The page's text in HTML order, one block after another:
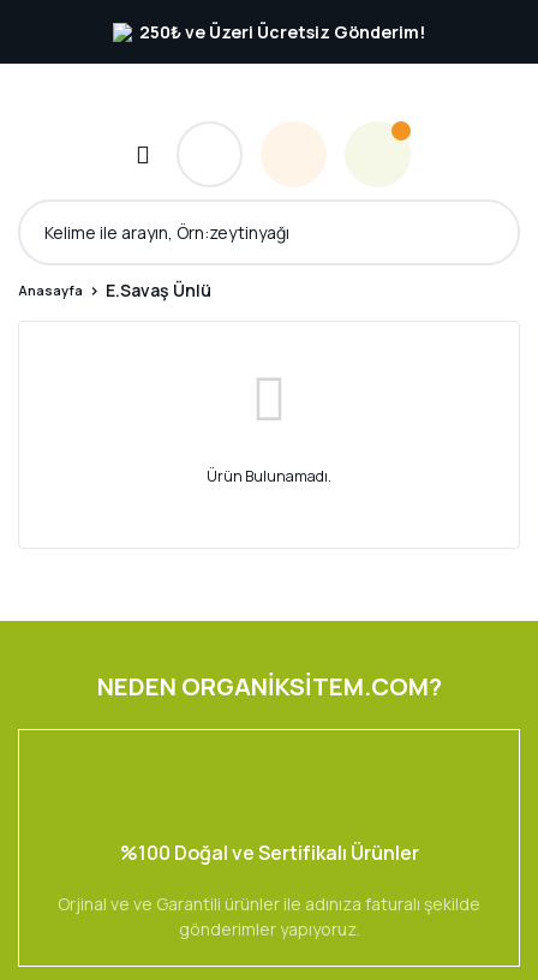
250₺ ve Üzeri Ücretsiz Gönderim!
Anasayfa E.Savaş Ünlü
Ürün Bulunamadı.
NEDEN ORGANİKSİTEM.COM?
%100 Doğal ve Sertifikalı Ürünler
Orjinal ve ve Garantili ürünler ile adınıza faturalı şekilde
gönderimler yapıyoruz.